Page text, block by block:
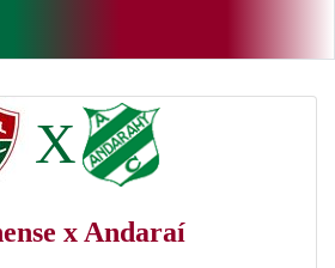
X
x Andaraí